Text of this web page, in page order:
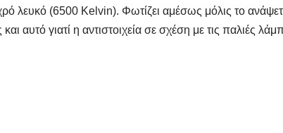
λευκό (6500 Kelvin). Φωτίζει αμέσως μόλις το
αυτό γιατί η αντιστοιχεία σε σχέση με τις παλιές